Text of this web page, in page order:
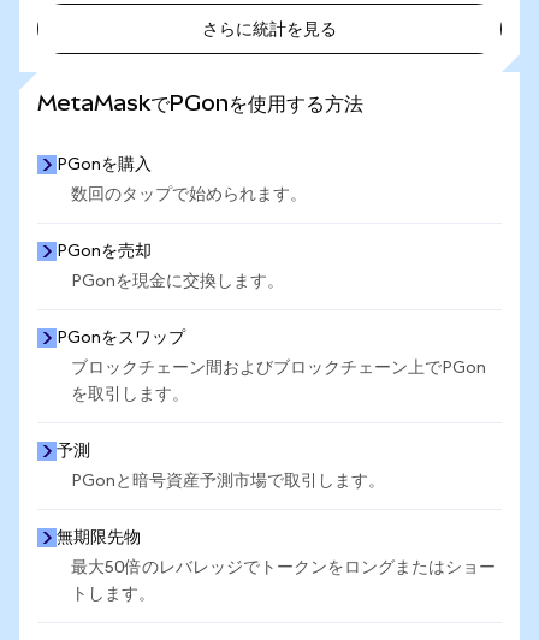
さらに統計を見る
MetaMaskでPGonを使用する方法
PGonを購入
数回のタップで始められます。
PGonを売却
PGonを現金に交換します。
PGonをスワップ
ブロックチェーン間およびブロックチェーン上でPGon
を取引します。
予測
PGonと暗号資産予測市場で取引します。
無期限先物
最大50倍のレバレッジでトークンをロングまたはショー
トします。